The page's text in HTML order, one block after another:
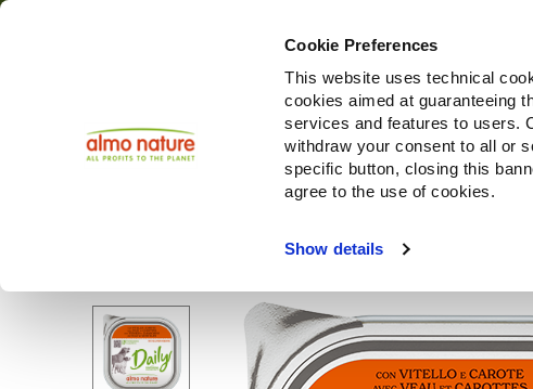
Cookie Preferences
This website uses technical
cookies aimed at guaranteeing
services and features to users.
withdraw your consent to all or
specific button, closing this
agree to the use of cookies.
Show details
Productos
Choose another country or region to see content specific to